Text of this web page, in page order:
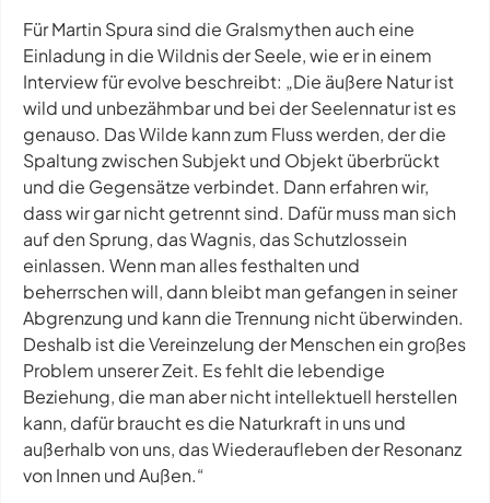
Für Martin Spura sind die Gralsmythen auch eine
Einladung in die Wildnis der Seele, wie er in einem
Interview fürevolve beschreibt: „Die äußere Natur ist
wild und unbezähmbar und bei der Seelennatur ist es
genauso. Das Wilde kann zum Fluss werden, der die
Spaltung zwischen Subjekt und Objekt überbrückt
und die Gegensätze verbindet. Dann erfahren wir,
dass wir gar nicht getrennt sind. Dafür muss man sich
auf den Sprung, das Wagnis, das Schutzlossein
einlassen. Wenn man alles festhalten und
beherrschen will, dann bleibt man gefangen in seiner
Abgrenzung und kann die Trennung nicht überwinden.
Deshalb ist die Vereinzelung der Menschen ein großes
Problem unserer Zeit. Es fehlt die lebendige
Beziehung, die man aber nicht intellektuell herstellen
kann, dafür braucht es die Naturkraft in uns und
außerhalb von uns, das Wiederaufleben der Resonanz
von Innen und Außen.“